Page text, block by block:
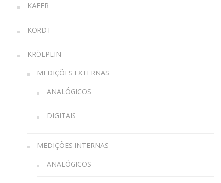
KÄFER
KORDT
KRÖEPLIN
MEDIÇÕES EXTERNAS
ANALÓGICOS
DIGITAIS
MEDIÇÕES INTERNAS
ANALÓGICOS